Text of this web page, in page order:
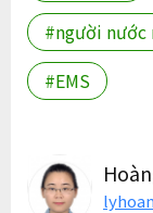
#người nước
#EMS